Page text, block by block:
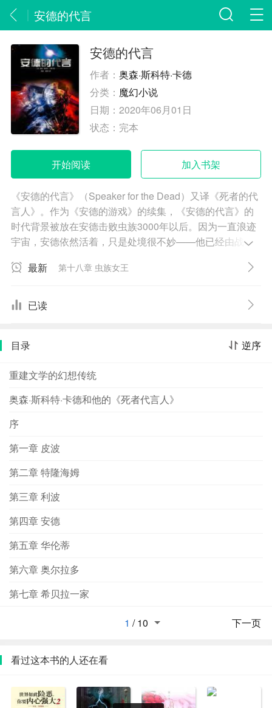
安德的代言
安德的代言
作者：奥森·斯科特·卡德
分类： 魔幻小说
日期：2020年06月01日
状态： 完本
开始阅读 加入书架
《安德的代言》（Speaker for the Dead）又译《死者的代
言人》。作为《安德的游戏》的续集，《安德的代言》的
时代背景被放在安德击败虫族3000年以后。因为一直浪迹
宇宙，安德依然活着，只是处境很不妙——他已经由战胜
得隐姓埋名，流浪于各个类殖民星球，为死去的人代言。
——猪仔（坡奇尼奥）——进行研究，但正当研究取得进
查。在整个“安德”系列中，卡德对文明的和解表现出了极大
那么在《安德的代言》中，安德为文明和解所做的努力则
已经毫无遮掩地占据了小说的中心。安德不仅是死者的代
言人，也是神的化身。
最新 第十八章 虫族女王
已读
逆序
目录
重建文学的幻想传统
奥森·斯科特·卡德和他的《死者代言人》
序
第一章 皮波
第二章 特隆海姆
第三章 利波
第四章 安德
第五章 华伦蒂
第六章 奥尔拉多
第七章 希贝拉一家
下一页
1 /10
看过这本书的人还在看